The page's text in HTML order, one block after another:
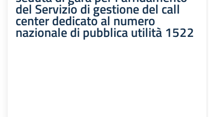
del Servizio di gestione del call
center dedicato al numero
nazionale di pubblica utilità 1522